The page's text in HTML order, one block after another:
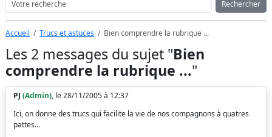
Rechercher
Accueil Trucs et astuces Bien comprendre la rubrique ...
Les 2 messages du sujet "Bien
comprendre la rubrique ..."
PJ (Admin), le 28/11/2005 à 12:37
Ici, on donne des trucs qui facilite la vie de nos compagnons à quatres
pattes...